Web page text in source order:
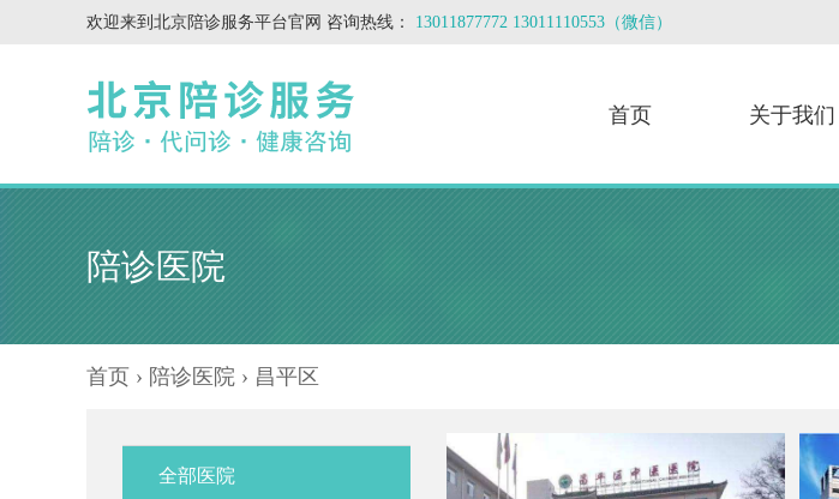
欢迎来到北京陪诊服务平台官网 咨询热线： 13011877772 13011110553（微信）
首页 关于我们
陪诊医院
首页 › 陪诊医院 › 昌平区
全部医院